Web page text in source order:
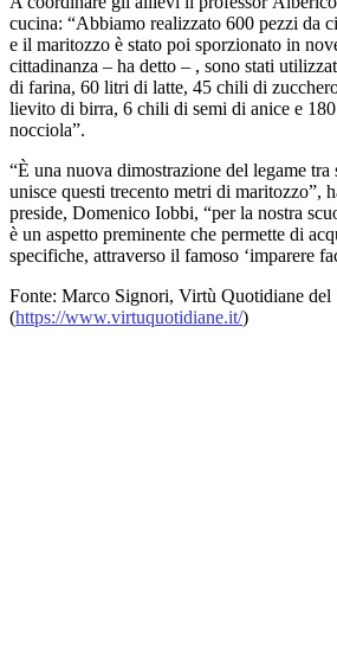
cucina: “Abbiamo realizzato 600 pezzi da
e il maritozzo è stato poi sporzionato in
cittadinanza – ha detto – , sono stati
di farina, 60 litri di latte, 45 chili di
lievito di birra, 6 chili di semi di anice e
nocciola”.
“È una nuova dimostrazione del legame
unisce questi trecento metri di maritozzo”,
preside, Domenico Iobbi, “per la nostra
è un aspetto preminente che permette di
specifiche, attraverso il famoso ‘imparere
Fonte: Marco Signori, Virtù Quotidiane del
(https://www.virtuquotidiane.it/)